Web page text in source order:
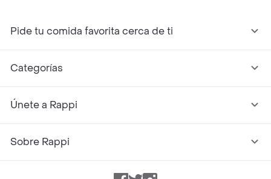
Pide tu comida favorita cerca de ti
Categorías
Únete a Rappi
Sobre Rappi